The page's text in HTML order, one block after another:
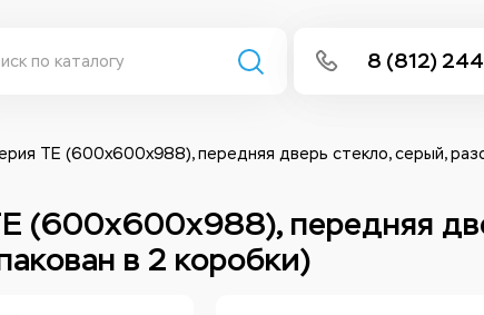
8 (812)
Написать в
TE (600х600х988), передняя дверь стекло, серый,
(600х600х988), передняя
в 2 коробки)